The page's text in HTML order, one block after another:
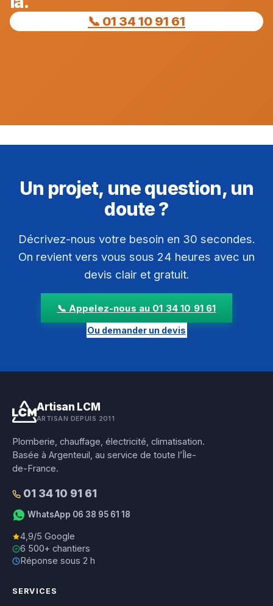
📞 01 34 10 91 61
Un projet, une question, un
doute ?
Décrivez-nous votre besoin en 30 secondes.
On revient vers vous sous 24 heures avec un
devis clair et gratuit.
📞 Appelez-nous au 01 34 10 91 61
Ou demander un devis
Artisan LCM
ARTISAN DEPUIS 2011
Plomberie, chauffage, électricité, climatisation.
Basée à Argenteuil, au service de toute l’Île-
de-France.
01 34 10 91 61
WhatsApp 06 38 95 61 18
4,9/5 Google
6 500+ chantiers
Réponse sous 2 h
SERVICES